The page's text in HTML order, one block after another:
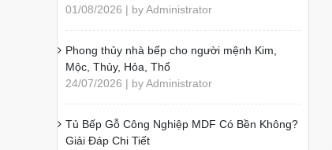
01/08/2026 | by Administrator
Phong thủy nhà bếp cho người mệnh Kim,
Mộc, Thủy, Hỏa, Thổ
24/07/2026 | by Administrator
Tủ Bếp Gỗ Công Nghiệp MDF Có Bền Không?
Giải Đáp Chi Tiết